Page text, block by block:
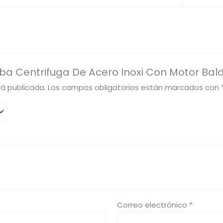
Centrifuga De Acero Inoxi Con Motor
publicada. Los campos obligatorios están marcados con
Correo electrónico *